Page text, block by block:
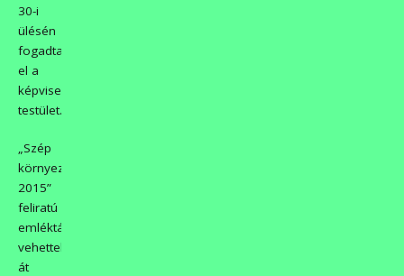
30-i
ülésén
fogadta
el a
képviselő-
testület.
„Szép
környezet
2015”
feliratú
emléktáblát
vehettek
át